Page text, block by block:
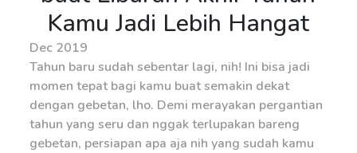
Kamu Jadi Lebih Hangat
Dec 2019
Tahun baru sudah sebentar lagi, nih! Ini bisa jadi
momen tepat bagi kamu buat semakin dekat
dengan gebetan, lho. Demi merayakan pergantian
tahun yang seru dan nggak terlupakan bareng
gebetan, persiapan apa aja nih yang sudah kamu